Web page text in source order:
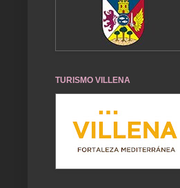
... Nuestros
TURISMO VILLENA